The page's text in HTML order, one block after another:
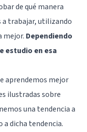
de qué manera
trabajar, utilizando
mejor. Dependiendo
estudio en esa
aprendemos mejor
ilustradas sobre
una tendencia a
a dicha tendencia.